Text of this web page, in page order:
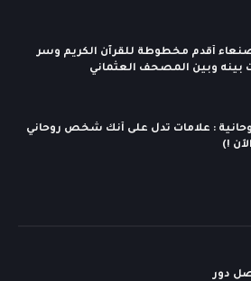
أقدم مخطوطة للقرآن الكريم وسر
بينه وبين المصحف العثماني
: علامات تدل على أنك شخص روحاني
!)
دور